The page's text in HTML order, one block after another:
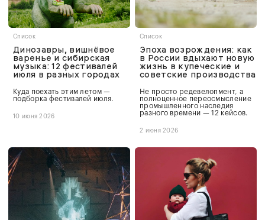
Список
Динозавры, вишнёвое
варенье и сибирская
музыка: 12 фестивалей
июля в разных городах
Куда поехать этим летом —
подборка фестивалей июля.
10 июня 2026
Список
Эпоха возрождения: как
в России вдыхают новую
жизнь в купеческие и
советские производства
Не просто редевелопмент, а
полноценное переосмысление
промышленного наследия
разного времени — 12 кейсов.
2 июня 2026